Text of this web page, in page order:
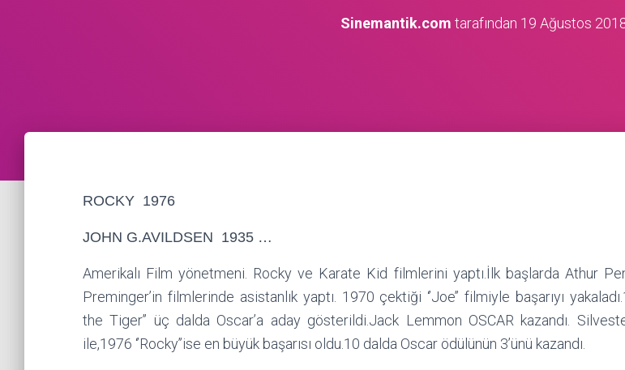
Sinemantik.com tarafından 19 Ağustos
ROCKY 1976
JOHN G.AVILDSEN 1935 …
Amerikalı Film yönetmeni. Rocky ve Karate Kid filmlerini yaptı.İlk başlarda Athur
Preminger’in filmlerinde asistanlık yaptı. 1970 çektiği ‘’Joe’’ filmiyle başarıyı
the Tiger’’ üç dalda Oscar’a aday gösterildi.Jack Lemmon OSCAR kazandı.
ile,1976 ‘’Rocky’’ise en büyük başarısı oldu.10 dalda Oscar ödülünün 3’ünü kazandı.